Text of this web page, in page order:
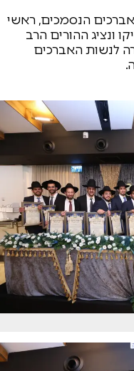
הנסמכים, ראשי
ונציג ההורים הרב
לנשות האברכים